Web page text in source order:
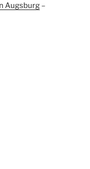
Augsburg –